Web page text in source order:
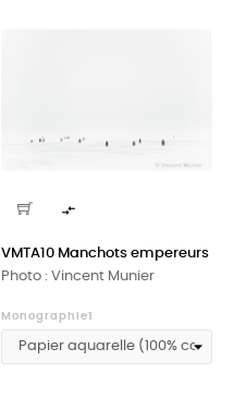

VMTA10 Manchots empereurs
Photo : Vincent Munier
Monographie1